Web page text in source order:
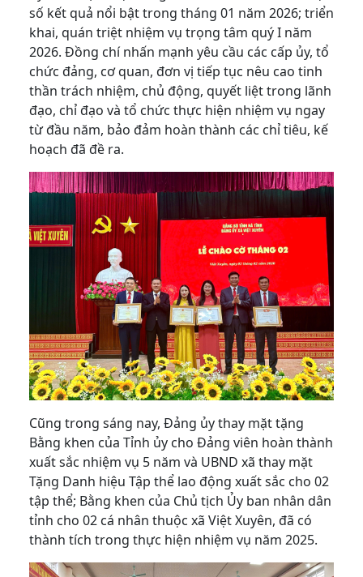
số kết quả nổi bật trong tháng 01 năm 2026; triển
khai, quán triệt nhiệm vụ trọng tâm quý I năm
2026. Đồng chí nhấn mạnh yêu cầu các cấp ủy, tổ
chức đảng, cơ quan, đơn vị tiếp tục nêu cao tinh
thần trách nhiệm, chủ động, quyết liệt trong lãnh
đạo, chỉ đạo và tổ chức thực hiện nhiệm vụ ngay
từ đầu năm, bảo đảm hoàn thành các chỉ tiêu, kế
hoạch đã đề ra.
Cũng trong sáng nay, Đảng ủy thay mặt tặng
Bằng khen của Tỉnh ủy cho Đảng viên hoàn thành
xuất sắc nhiệm vụ 5 năm và UBND xã thay mặt
Tặng Danh hiệu Tập thể lao động xuất sắc cho 02
tập thể; Bằng khen của Chủ tịch Ủy ban nhân dân
tỉnh cho 02 cá nhân thuộc xã Việt Xuyên, đã có
thành tích trong thực hiện nhiệm vụ năm 2025.